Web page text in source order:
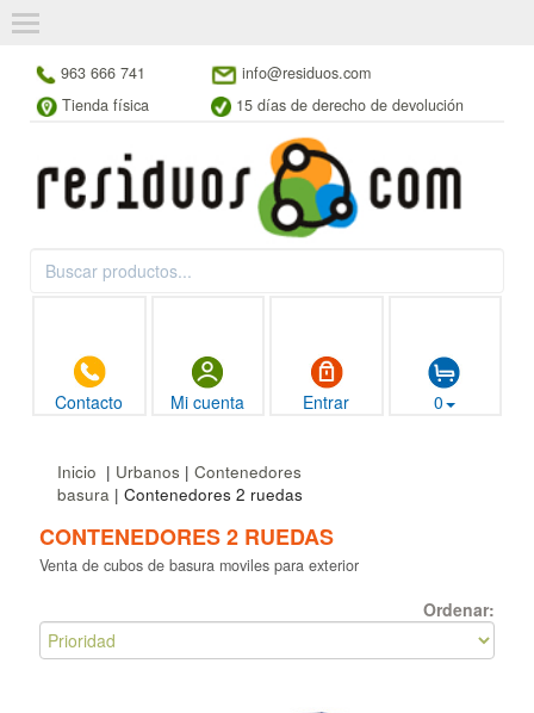
963 666 741
info@residuos.com
Tienda física
15 días de derecho de devolución
Contacto Mi cuenta Entrar 0
Inicio | Urbanos | Contenedores
basura | Contenedores 2 ruedas
CONTENEDORES 2 RUEDAS
Venta de cubos de basura moviles para exterior
Ordenar: